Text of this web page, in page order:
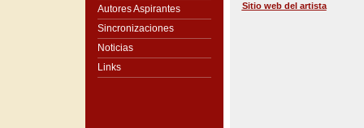
Autores Aspirantes
Sincronizaciones
Noticias
Links
Sitio web del artista